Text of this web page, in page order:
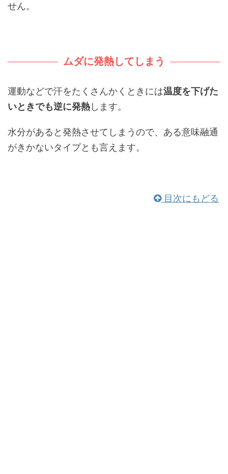
せん。
ムダに発熱してしまう
運動などで汗をたくさんかくときには温度を下げた
いときでも逆に発熱します。
水分があると発熱させてしまうので、ある意味融通
がきかないタイプとも言えます。
目次にもどる